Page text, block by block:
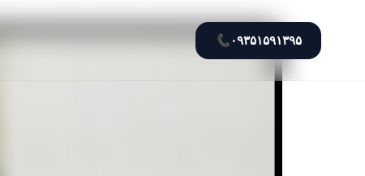
۰۹۳۵۱۵۹۱۳۹۵ 📞